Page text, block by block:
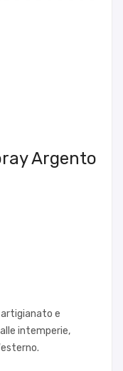
Argento
e
intemperie,